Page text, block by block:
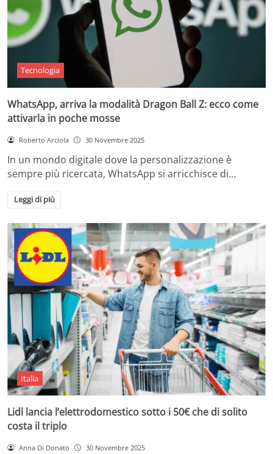
Tecnologia
WhatsApp, arriva la modalità Dragon Ball Z: ecco come
attivarla in poche mosse
Roberto Arciola 30 Novembre 2025
In un mondo digitale dove la personalizzazione è
sempre più ricercata, WhatsApp si arricchisce di…
Leggi di più
Italia
Lidl lancia l’elettrodomestico sotto i 50€ che di solito
costa il triplo
Anna Di Donato 30 Novembre 2025